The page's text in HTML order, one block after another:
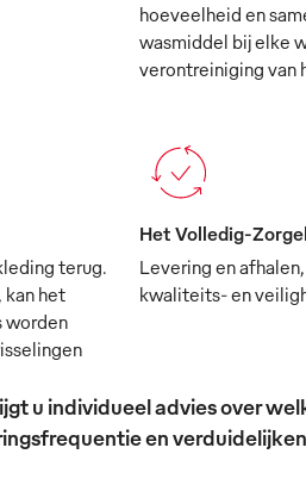
hoeveelheid en
wasmiddel bij elke
verontreiniging van
terug.
het
worden
Het Volledig-
Levering en
kwaliteits- en
u individueel advies over
en